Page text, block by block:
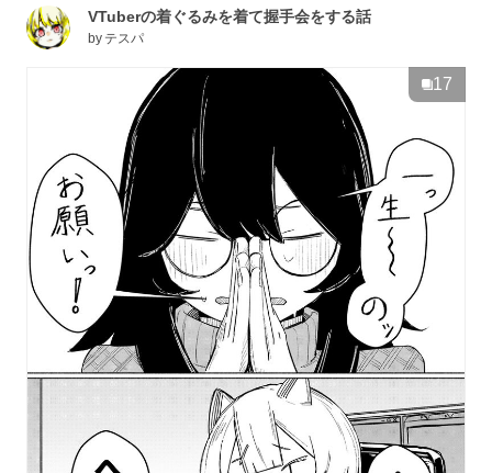
VTuberの着ぐるみを着て握手会をする話
by テスパ
17